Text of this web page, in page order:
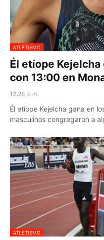
ATLETISMO
Él etíope
con 13:00 en
12:28 p. m.
Él etíope Kejelcha gana en
masculinos congregaron a
ATLETISMO